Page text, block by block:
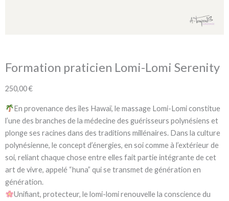
Formation praticien Lomi-Lomi Serenity
250,00€
En provenance des îles Hawaï, le massage Lomi-Lomi constitue
l’une des branches de la médecine des guérisseurs polynésiens et
plonge ses racines dans des traditions millénaires. Dans la culture
polynésienne, le concept d’énergies, en soi comme à l’extérieur de
soi, reliant chaque chose entre elles fait partie intégrante de cet
art de vivre, appelé “huna” qui se transmet de génération en
génération.
Unifiant, protecteur, le lomi-lomirenouvelle la conscience du